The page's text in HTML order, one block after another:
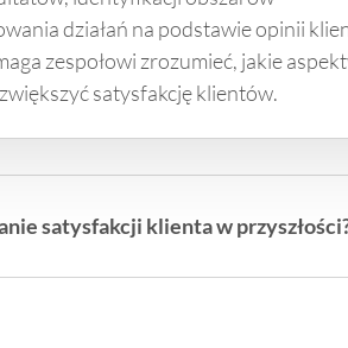
działań na podstawie opinii
zespołowi zrozumieć, jakie
satysfakcję klientów.
satysfakcji klienta w